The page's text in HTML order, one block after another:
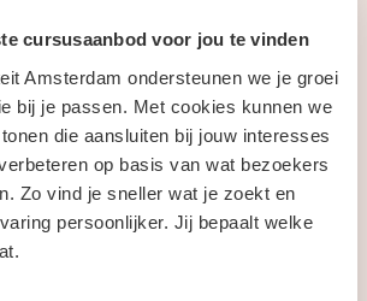
cursusaanbod voor jou te vinden
Amsterdam ondersteunen we je groei
bij je passen. Met cookies kunnen we
die aansluiten bij jouw interesses
op basis van wat bezoekers
Zo vind je sneller wat je zoekt en
persoonlijker. Jij bepaalt welke